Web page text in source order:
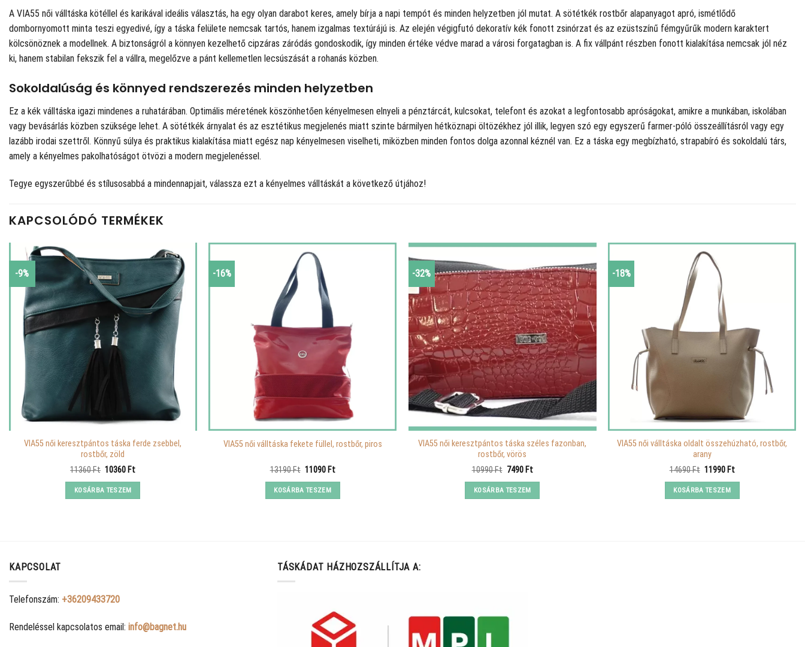
A VIA55 női válltáska kötéllel és karikával ideális választás, ha egy olyan darabot keres, amely bírja a napi tempót és minden helyzetben jól mutat. A sötétkék rostbőr alapanyagot apró, ismétlődő
dombornyomott minta teszi egyedivé, így a táska felülete nemcsak tartós, hanem izgalmas textúrájú is. Az elején végigfutó dekoratív kék fonott zsinórzat és az ezüstszínű fémgyűrűk modern karaktert
kölcsönöznek a modellnek. A biztonságról a könnyen kezelhető cipzáras záródás gondoskodik, így minden értéke védve marad a városi forgatagban is. A fix vállpánt részben fonott kialakítása nemcsak jól néz
ki, hanem stabilan fekszik fel a vállra, megelőzve a pánt kellemetlen lecsúszását a rohanás közben.
Sokoldalúság és könnyed rendszerezés minden helyzetben
Ez a kék válltáska igazi mindenes a ruhatárában. Optimális méretének köszönhetően kényelmesen elnyeli a pénztárcát, kulcsokat, telefont és azokat a legfontosabb apróságokat, amikre a munkában, iskolában
vagy bevásárlás közben szüksége lehet. A sötétkék árnyalat és az esztétikus megjelenés miatt szinte bármilyen hétköznapi öltözékhez jól illik, legyen szó egy egyszerű farmer-póló összeállításról vagy egy
lazább irodai szettről. Könnyű súlya és praktikus kialakítása miatt egész nap kényelmesen viselheti, miközben minden fontos dolga azonnal kéznél van. Ez a táska egy megbízható, strapabíró és sokoldalú társ,
amely a kényelmes pakolhatóságot ötvözi a modern megjelenéssel.
Tegye egyszerűbbé és stílusosabbá a mindennapjait, válassza ezt a kényelmes válltáskát a következő útjához!
KAPCSOLÓDÓ TERMÉKEK
-9%
VIA55 női keresztpántos táska ferde zsebbel,
rostbőr, zöld
11360Ft Original
was:
11360 Ft.
10360 FtCurrent
KOSÁRBA TESZEM
-16%
VIA55 női válltáska fekete füllel, rostbőr, piros
13190Ft Original
was:
13190 Ft.
11090 FtCurrent
KOSÁRBA TESZEM
-32%
VIA55 női keresztpántos táska széles fazonban,
rostbőr, vörös
10990Ft Original
was:
10990 Ft.
7490 FtCurrent
KOSÁRBA TESZEM
-18%
VIA55 női válltáska oldalt összehúzható, rostbőr,
arany
14690Ft Original
was:
14690 Ft.
11990 FtCurrent
KOSÁRBA TESZEM
KAPCSOLAT
Telefonszám: +36209433720
Rendeléssel kapcsolatos email: info@bagnet.hu
TÁSKÁDAT HÁZHOZSZÁLLÍTJA A: